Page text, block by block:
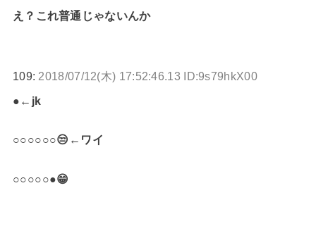
え？これ普通じゃないんか
109: 2018/07/12(木) 17:52:46.13 ID:9s79hkX00
●←jk
○○○○○○😒←ワイ
○○○○○●😁